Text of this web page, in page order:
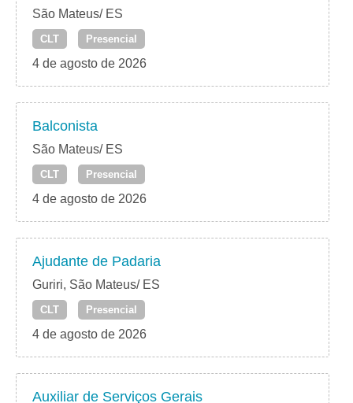
São Mateus/ ES
CLT Presencial
4 de agosto de 2026
Balconista
São Mateus/ ES
CLT Presencial
4 de agosto de 2026
Ajudante de Padaria
Guriri, São Mateus/ ES
CLT Presencial
4 de agosto de 2026
Auxiliar de Serviços Gerais